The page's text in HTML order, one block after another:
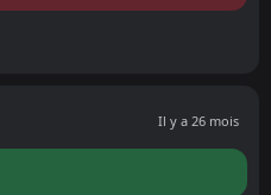
Il y a 26 mois